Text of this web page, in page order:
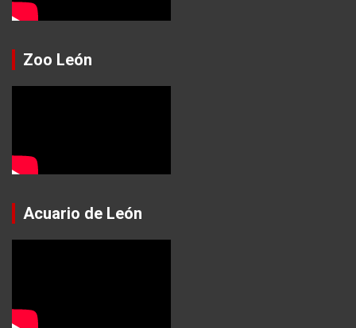
Zoo León
Acuario de León